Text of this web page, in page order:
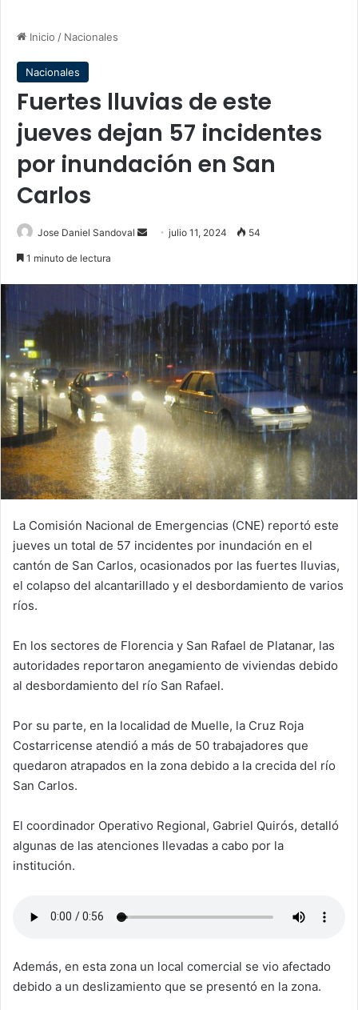
Inicio / Nacionales
Nacionales
Fuertes lluvias de este
jueves dejan 57 incidentes
por inundación en San
Carlos
Jose Daniel Sandoval
Sendjulio 11, 2024 54
1 minuto de lectura
La Comisión Nacional de Emergencias (CNE) reportó este
jueves un total de 57 incidentes por inundación en el
cantón de San Carlos, ocasionados por las fuertes lluvias,
el colapso del alcantarillado y el desbordamiento de varios
ríos.
En los sectores de Florencia y San Rafael de Platanar, las
autoridades reportaron anegamiento de viviendas debido
al desbordamiento del río San Rafael.
Por su parte, en la localidad de Muelle, la Cruz Roja
Costarricense atendió a más de 50 trabajadores que
quedaron atrapados en la zona debido a la crecida del río
San Carlos.
El coordinador Operativo Regional, Gabriel Quirós, detalló
algunas de las atenciones llevadas a cabo por la
institución.
Además, en esta zona un local comercial se vio afectado
debido a un deslizamiento que se presentó en la zona.